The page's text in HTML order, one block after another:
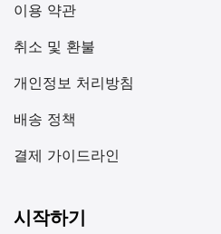
이용 약관
취소 및 환불
개인정보 처리방침
배송 정책
결제 가이드라인
시작하기